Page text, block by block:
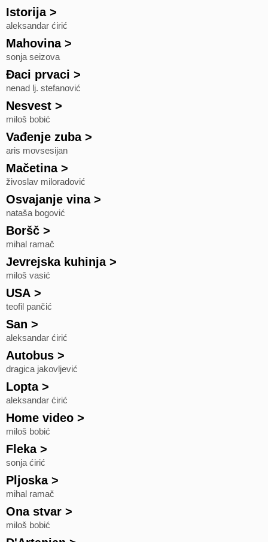
Istorija>
aleksandar ćirić
Mahovina>
sonja seizova
Đaci prvaci >
nenad lj. stefanović
Nesvest >
miloš bobić
Vađenje zuba>
aris movsesijan
Mačetina>
živoslav miloradović
Osvajanje vina>
nataša bogović
Boršč >
mihal ramač
Jevrejska kuhinja>
miloš vasić
USA >
teofil pančić
San >
aleksandar ćirić
Autobus >
dragica jakovljević
Lopta>
aleksandar ćirić
Home video >
miloš bobić
Fleka>
sonja ćirić
Pljoska>
mihal ramač
Ona stvar >
miloš bobić